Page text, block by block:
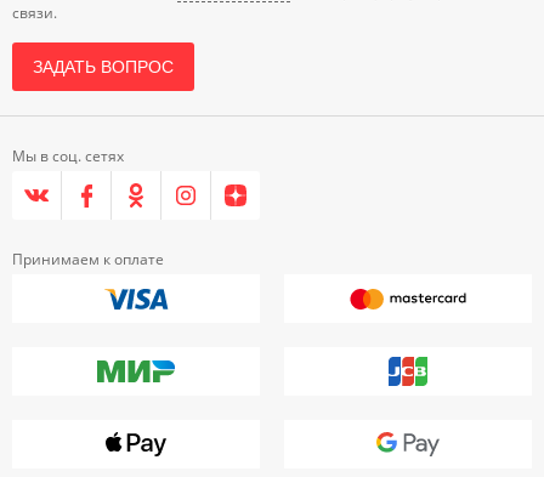
связи.
ЗАДАТЬ ВОПРОС
Мы в соц. сетях
Принимаем к оплате